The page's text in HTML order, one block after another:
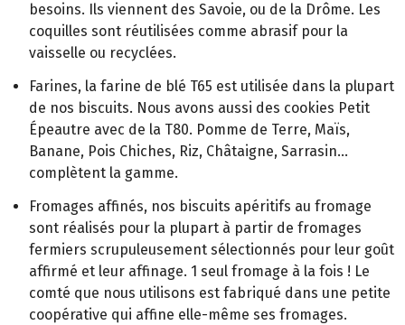
besoins. Ils viennent des Savoie, ou de la Drôme. Les
coquilles sont réutilisées comme abrasif pour la
vaisselle ou recyclées.
Farines, la farine de blé T65 est utilisée dans la plupart
de nos biscuits. Nous avons aussi des cookies Petit
Épeautre avec de la T80. Pomme de Terre, Maïs,
Banane, Pois Chiches, Riz, Châtaigne, Sarrasin...
complètent la gamme.
Fromages affinés, nos biscuits apéritifs au fromage
sont réalisés pour la plupart à partir de fromages
fermiers scrupuleusement sélectionnés pour leur goût
affirmé et leur affinage. 1 seul fromage à la fois ! Le
comté que nous utilisons est fabriqué dans une petite
coopérative qui affine elle-même ses fromages.